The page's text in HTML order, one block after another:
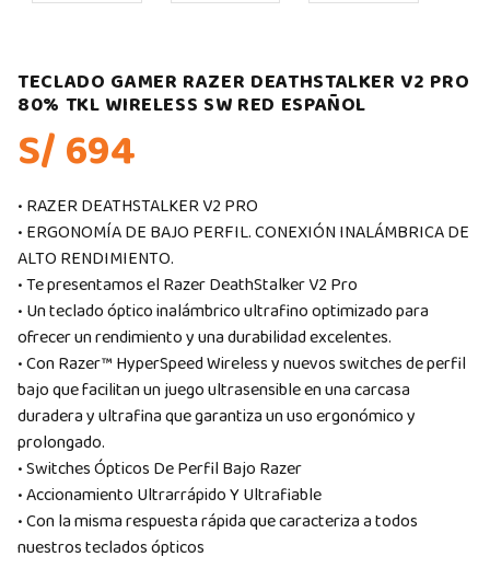
TECLADO GAMER RAZER DEATHSTALKER V2 PRO
80% TKL WIRELESS SW RED ESPAÑOL
S/ 694
• RAZER DEATHSTALKER V2 PRO
• ERGONOMÍA DE BAJO PERFIL. CONEXIÓN INALÁMBRICA DE
ALTO RENDIMIENTO.
• Te presentamos el Razer DeathStalker V2 Pro
• Un teclado óptico inalámbrico ultrafino optimizado para
ofrecer un rendimiento y una durabilidad excelentes.
• Con Razer™ HyperSpeed Wireless y nuevos switches de perfil
bajo que facilitan un juego ultrasensible en una carcasa
duradera y ultrafina que garantiza un uso ergonómico y
prolongado.
• Switches Ópticos De Perfil Bajo Razer
• Accionamiento Ultrarrápido Y Ultrafiable
• Con la misma respuesta rápida que caracteriza a todos
nuestros teclados ópticos